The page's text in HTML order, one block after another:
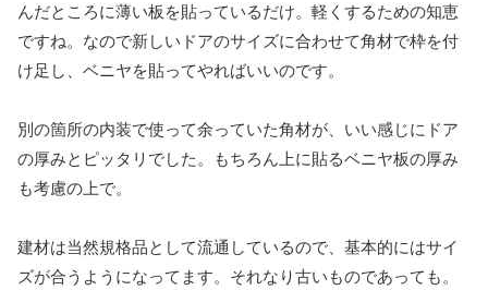
んだところに薄い板を貼っているだけ。軽くするための知恵
ですね。なので新しいドアのサイズに合わせて角材で枠を付
け足し、ベニヤを貼ってやればいいのです。
別の箇所の内装で使って余っていた角材が、いい感じにドア
の厚みとピッタリでした。もちろん上に貼るベニヤ板の厚み
も考慮の上で。
建材は当然規格品として流通しているので、基本的にはサイ
ズが合うようになってます。それなり古いものであっても。